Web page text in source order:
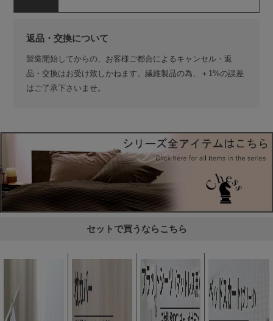
返品・交換について
製造開始してからの、お客様ご都合によるキャンセル・返
品・交換はお受け致しかねます。繊維製品の為、＋1%の誤差
はご了承下さいませ。
セットで買うならこちら